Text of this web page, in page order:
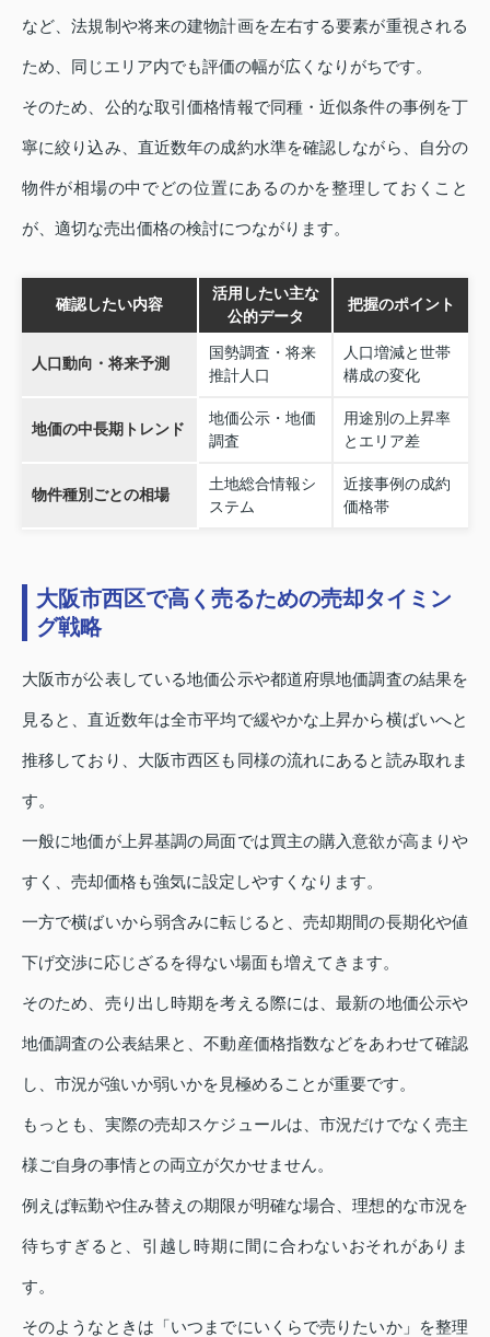
など、法規制や将来の建物計画を左右する要素が重視される
ため、同じエリア内でも評価の幅が広くなりがちです。
そのため、公的な取引価格情報で同種・近似条件の事例を丁
寧に絞り込み、直近数年の成約水準を確認しながら、自分の
物件が相場の中でどの位置にあるのかを整理しておくこと
が、適切な売出価格の検討につながります。
確認したい内容
活用したい主な
公的データ
把握のポイント
人口動向・将来予測
国勢調査・将来
推計人口
人口増減と世帯
構成の変化
地価の中長期トレンド
地価公示・地価
調査
用途別の上昇率
とエリア差
物件種別ごとの相場
土地総合情報シ
ステム
近接事例の成約
価格帯
大阪市西区で高く売るための売却タイミン
グ戦略
大阪市が公表している地価公示や都道府県地価調査の結果を
見ると、直近数年は全市平均で緩やかな上昇から横ばいへと
推移しており、大阪市西区も同様の流れにあると読み取れま
す。
一般に地価が上昇基調の局面では買主の購入意欲が高まりや
すく、売却価格も強気に設定しやすくなります。
一方で横ばいから弱含みに転じると、売却期間の長期化や値
下げ交渉に応じざるを得ない場面も増えてきます。
そのため、売り出し時期を考える際には、最新の地価公示や
地価調査の公表結果と、不動産価格指数などをあわせて確認
し、市況が強いか弱いかを見極めることが重要です。
もっとも、実際の売却スケジュールは、市況だけでなく売主
様ご自身の事情との両立が欠かせません。
例えば転勤や住み替えの期限が明確な場合、理想的な市況を
待ちすぎると、引越し時期に間に合わないおそれがありま
す。
そのようなときは「いつまでにいくらで売りたいか」を整理